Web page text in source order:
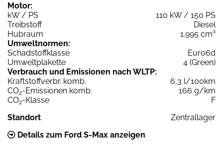
Motor:
kW / PS
110 kW / 150 PS
Treibstoff
Diesel
Hubraum
1.995 cm³
Umweltnormen:
Schadstoffklasse
Euro6d
Umweltplakette
4 (Green)
Verbrauch und Emissionen nach WLTP:
Kraftstoffverbr. komb.
6,3 l/100km
CO2-Emissionen komb.
166 g/km
CO2-Klasse
F
Standort
Zentrallager
Details zum Ford S-Max anzeigen